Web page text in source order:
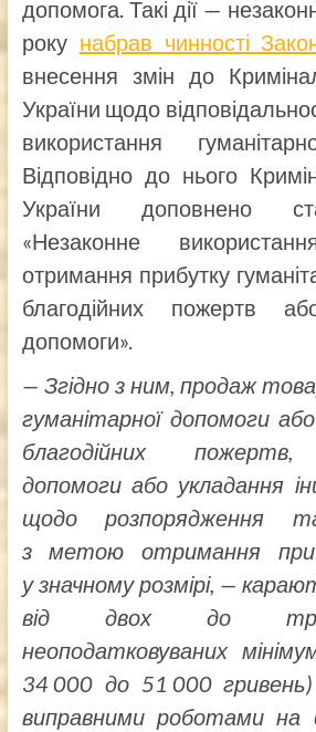
допомога. Такі дії —
року набрав чинності
внесення змін до
України щодо
використання
Відповідно до нього
України доповнено
«Незаконне
отримання прибутку
благодійних пожертв
допомоги».
— Згідно з ним, продаж
гуманітарної допомоги
благодійних пожертв,
допомоги або укладання
щодо розпорядження
з метою отримання
у значному розмірі, —
від двох до
неоподатковуваних
34 000 до 51 000
виправними роботами на